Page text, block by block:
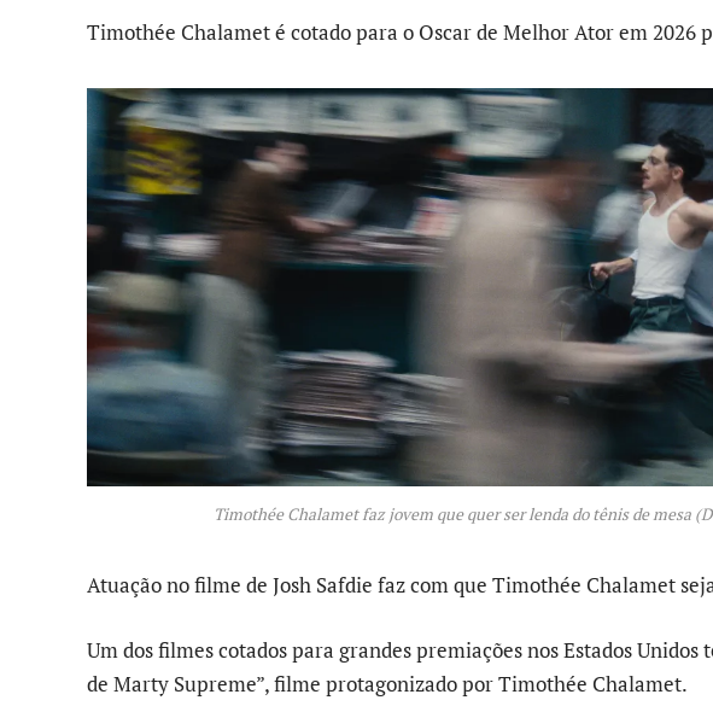
Timothée Chalamet é cotado para o Oscar de Melhor Ator em 2026
Timothée Chalamet faz jovem que quer ser lenda do tênis de mesa
Atuação no filme de Josh Safdie faz com que Timothée Chalamet
Um dos filmes cotados para grandes premiações nos Estados
de Marty Supreme”, filme protagonizado por Timothée Chalamet.